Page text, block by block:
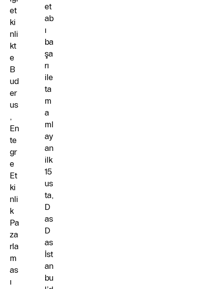
et
ki
nli
kt
e
B
ud
er
us
,
En
te
gr
e
Et
ki
nli
k
Pa
za
rla
m
as
ı
et
ab
ı
ba
şa
rı
ile
ta
m
a
ml
ay
an
ilk
15
us
ta,
D
as
D
as
İst
an
bu